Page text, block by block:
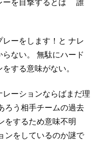
ーを目撃するとは 誰
ーをします！と ナレ
ない。
無駄にハード
する意味がない。
ーションならばまだ理
ろう相手チームの過去
をするため意味不明
ンをしているのか謎で